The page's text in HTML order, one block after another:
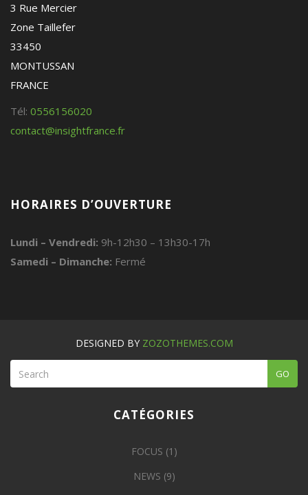
3 Rue Mercier
Zone Taillefer
33450
MONTUSSAN
FRANCE
Tél: 0556156020
contact@insightfrance.fr
HORAIRES D’OUVERTURE
Lundi – Vendredi: 9h-12h30 – 13h30-17h
Samedi – Dimanche: Fermé
DESIGNED BY ZOZOTHEMES.COM
GO
CATÉGORIES
FOCUS (1)
NEWS (9)